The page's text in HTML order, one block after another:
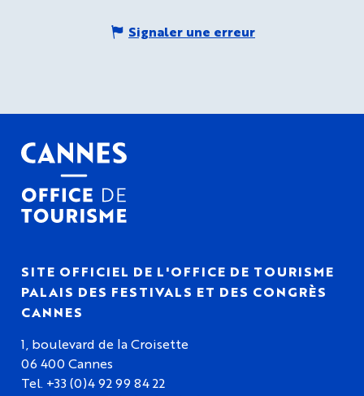
Signaler une erreur
SITE OFFICIEL DE L'OFFICE DE TOURISME
PALAIS DES FESTIVALS ET DES CONGRÈS
CANNES
1, boulevard de la Croisette
06 400 Cannes
Tel. +33 (0)4 92 99 84 22